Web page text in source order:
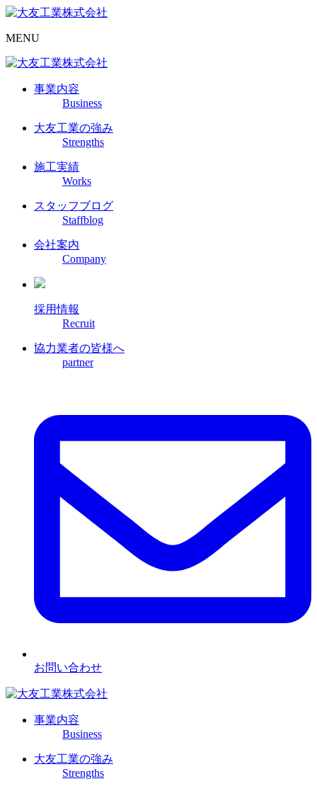
MENU
事業内容
Business
大友工業の強み
Strengths
施工実績
Works
スタッフブログ
Staffblog
会社案内
Company
採用情報
Recruit
協力業者の皆様へ
partner
お問い合わせ
事業内容
Business
大友工業の強み
Strengths